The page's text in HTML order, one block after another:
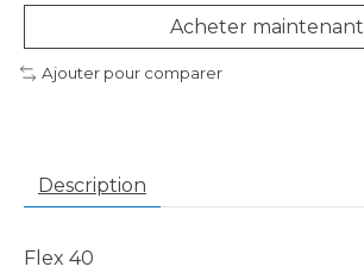
Acheter maintenant
Ajouter pour comparer
Description
Flex 40